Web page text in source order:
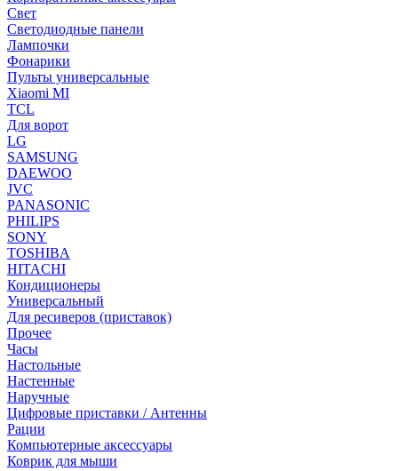
Свет
Светодиодные панели
Лампочки
Фонарики
Пульты универсальные
Xiaomi MI
TCL
Для ворот
LG
SAMSUNG
DAEWOO
JVC
PANASONIC
PHILIPS
SONY
TOSHIBA
HITACHI
Кондиционеры
Универсальный
Для ресиверов (приставок)
Прочее
Часы
Настольные
Настенные
Наручные
Цифровые приставки / Антенны
Рации
Компьютерные аксессуары
Коврик для мыши